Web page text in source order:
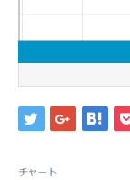
includes/